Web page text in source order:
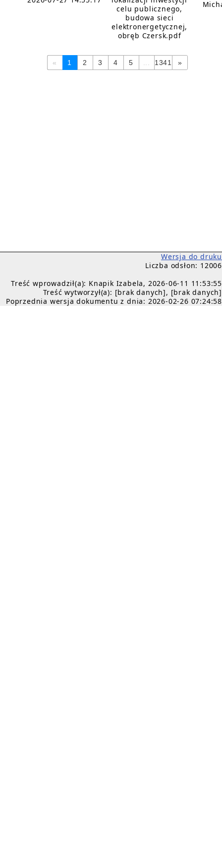
celu publicznego,
budowa sieci
elektronergetycznej,
obręb Czersk.pdf
« 1 2 3 4 5 1341 »
Wersja do druku
Liczba odsłon: 12006
Treść wprowadził(a): Knapik Izabela, 2026-06-11 11:53:55
Treść wytworzył(a): [brak danych], [brak danych]
Poprzednia wersja dokumentu z dnia: 2026-02-26 07:24:58